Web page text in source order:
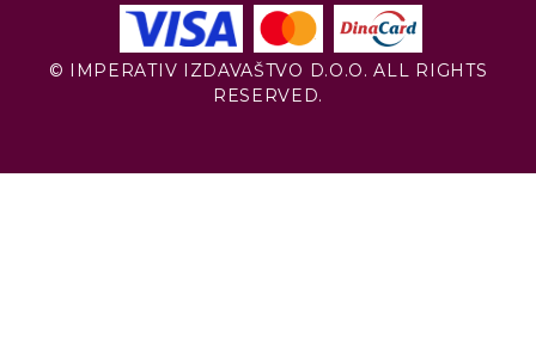
© IMPERATIV IZDAVAŠTVO D.O.O. ALL RIGHTS
RESERVED.